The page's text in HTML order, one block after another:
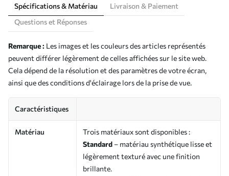
Spécifications & Matériau
Livraison & Paiement
Questions et Réponses
Remarque : Les images et les couleurs des articles représentés
peuvent différer légèrement de celles affichées sur le site web.
Cela dépend de la résolution et des paramètres de votre écran,
ainsi que des conditions d'éclairage lors de la prise de vue.
Caractéristiques
Matériau
Trois matériaux sont disponibles :
Standard – matériau synthétique lisse et
légèrement texturé avec une finition
brillante.